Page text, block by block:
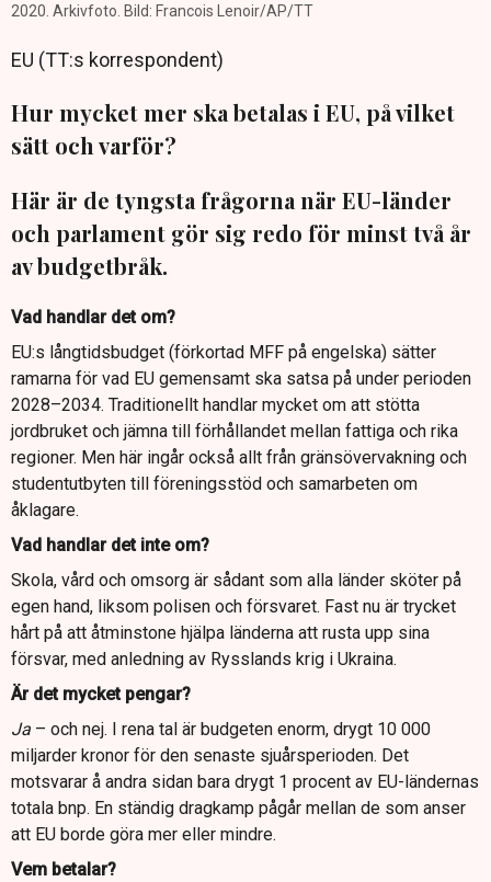
2020. Arkivfoto. Bild: Francois Lenoir/AP/TT
EU (TT:s korrespondent)
Hur mycket mer ska betalas i EU, på vilket
sätt och varför?
Här är de tyngsta frågorna när EU-länder
och parlament gör sig redo för minst två år
av budgetbråk.
Vad handlar det om?
EU:s långtidsbudget (förkortad MFF på engelska) sätter
ramarna för vad EU gemensamt ska satsa på under perioden
2028–2034. Traditionellt handlar mycket om att stötta
jordbruket och jämna till förhållandet mellan fattiga och rika
regioner. Men här ingår också allt från gränsövervakning och
studentutbyten till föreningsstöd och samarbeten om
åklagare.
Vad handlar det inte om?
Skola, vård och omsorg är sådant som alla länder sköter på
egen hand, liksom polisen och försvaret. Fast nu är trycket
hårt på att åtminstone hjälpa länderna att rusta upp sina
försvar, med anledning av Rysslands krig i Ukraina.
Är det mycket pengar?
Ja – och nej. I rena tal är budgeten enorm, drygt 10 000
miljarder kronor för den senaste sjuårsperioden. Det
motsvarar å andra sidan bara drygt 1 procent av EU-ländernas
totala bnp. En ständig dragkamp pågår mellan de som anser
att EU borde göra mer eller mindre.
Vem betalar?